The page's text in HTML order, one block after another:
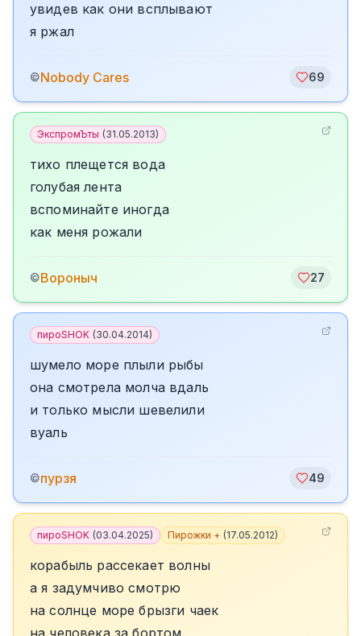
увидев как они всплывают
я ржал
©Nobody Cares 69
ЭкспромЪты (31.05.2013)
тихо плещется вода
голубая лента
вспоминайте иногда
как меня рожали
©Вороныч 27
пироSHOK (30.04.2014)
шумело море плыли рыбы
она смотрела молча вдаль
и только мысли шевелили
вуаль
©пурзя 49
пироSHOK (03.04.2025) Пирожки + (17.05.2012)
корабыль рассекает волны
а я задумчиво смотрю
на солнце море брызги чаек
на человека за бортом